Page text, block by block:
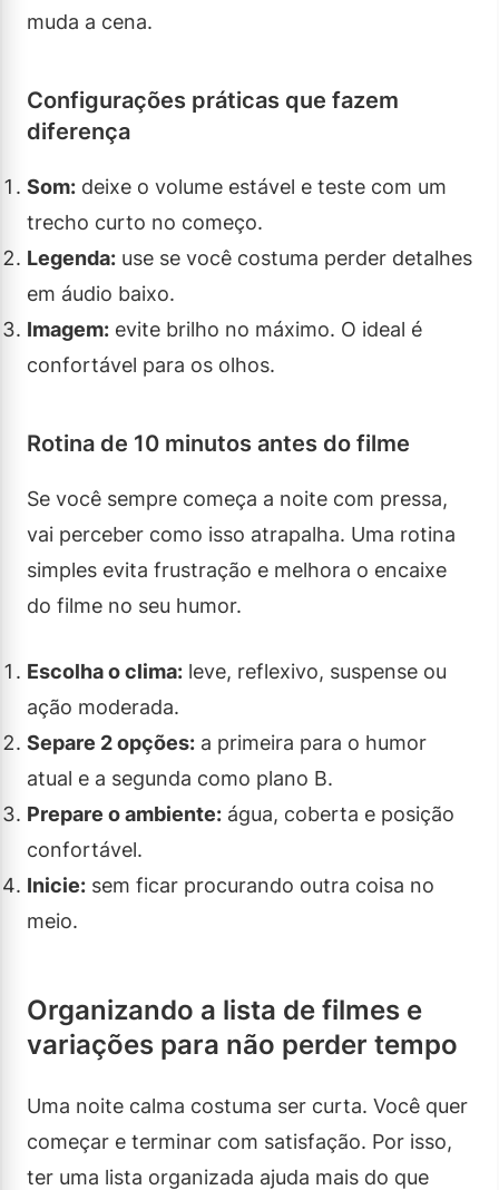
muda a cena.
Configurações práticas que fazem
diferença
Som: deixe o volume estável e teste com um
trecho curto no começo.
Legenda: use se você costuma perder detalhes
em áudio baixo.
Imagem: evite brilho no máximo. O ideal é
confortável para os olhos.
Rotina de 10 minutos antes do filme
Se você sempre começa a noite com pressa,
vai perceber como isso atrapalha. Uma rotina
simples evita frustração e melhora o encaixe
do filme no seu humor.
Escolha o clima: leve, reflexivo, suspense ou
ação moderada.
Separe 2 opções: a primeira para o humor
atual e a segunda como plano B.
Prepare o ambiente: água, coberta e posição
confortável.
Inicie: sem ficar procurando outra coisa no
meio.
Organizando a lista de filmes e
variações para não perder tempo
Uma noite calma costuma ser curta. Você quer
começar e terminar com satisfação. Por isso,
ter uma lista organizada ajuda mais do que